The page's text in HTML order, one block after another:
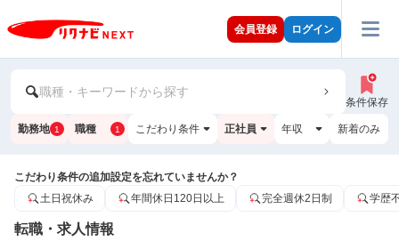
会員登録 ログイン
職種・キーワードから探す
条件保存
勤務地 1 職種 1 こだわり条件 正社員 年収 新着のみ
こだわり条件の追加設定を忘れていませんか？
土日祝休み
年間休日120日以上 完全週休2日制 学歴
転職・求人情報